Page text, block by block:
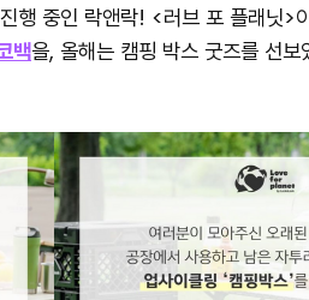
중인 락앤락! <러브 포 플래닛>
백을, 올해는 캠핑 박스 굿즈를 선보